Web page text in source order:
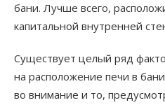
бани. Лучше всего,
капитальной внутренней
Существует целый ряд
на расположение печи в
во внимание и то,